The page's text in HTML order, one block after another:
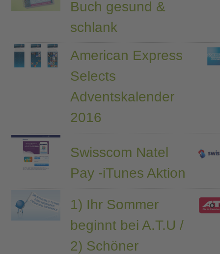
Buch gesund &
schlank
American Express
Selects
Adventskalender
2016
Swisscom Natel
Pay -iTunes Aktion
1) Ihr Sommer
beginnt bei A.T.U /
2) Schöner